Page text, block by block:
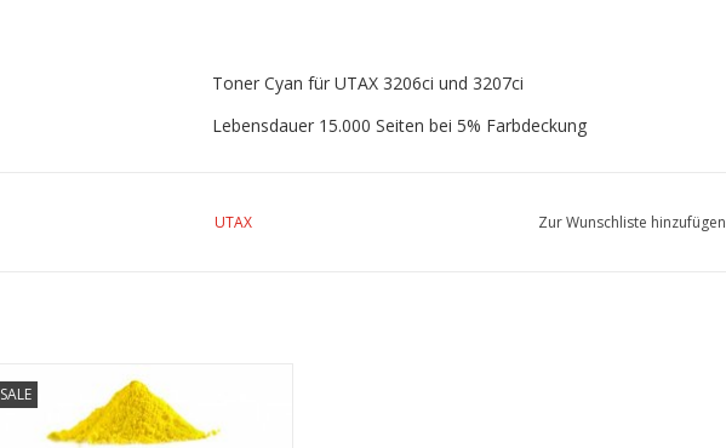
Toner Cyan für UTAX 3206ci und 3207ci
Lebensdauer 15.000 Seiten bei 5% Farbdeckung
UTAX Zur Wunschliste hinzufügen
SALE
Toner Yellow für UTAX 3206ci/ 3207ci
Lebensdauer 15.000 Seiten bei 5%
Farbdeckung